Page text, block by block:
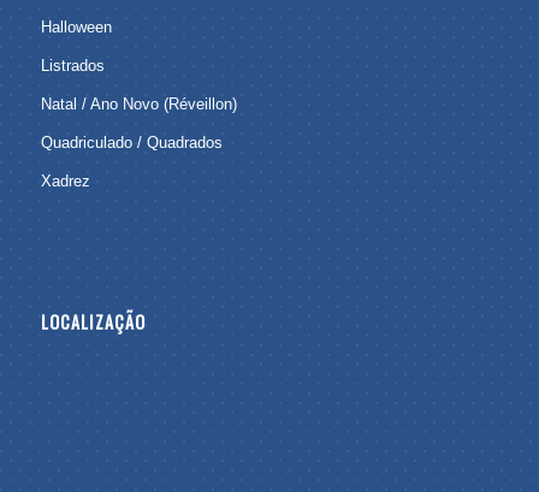
Halloween
Listrados
Natal / Ano Novo (Réveillon)
Quadriculado / Quadrados
Xadrez
LOCALIZAÇÃO